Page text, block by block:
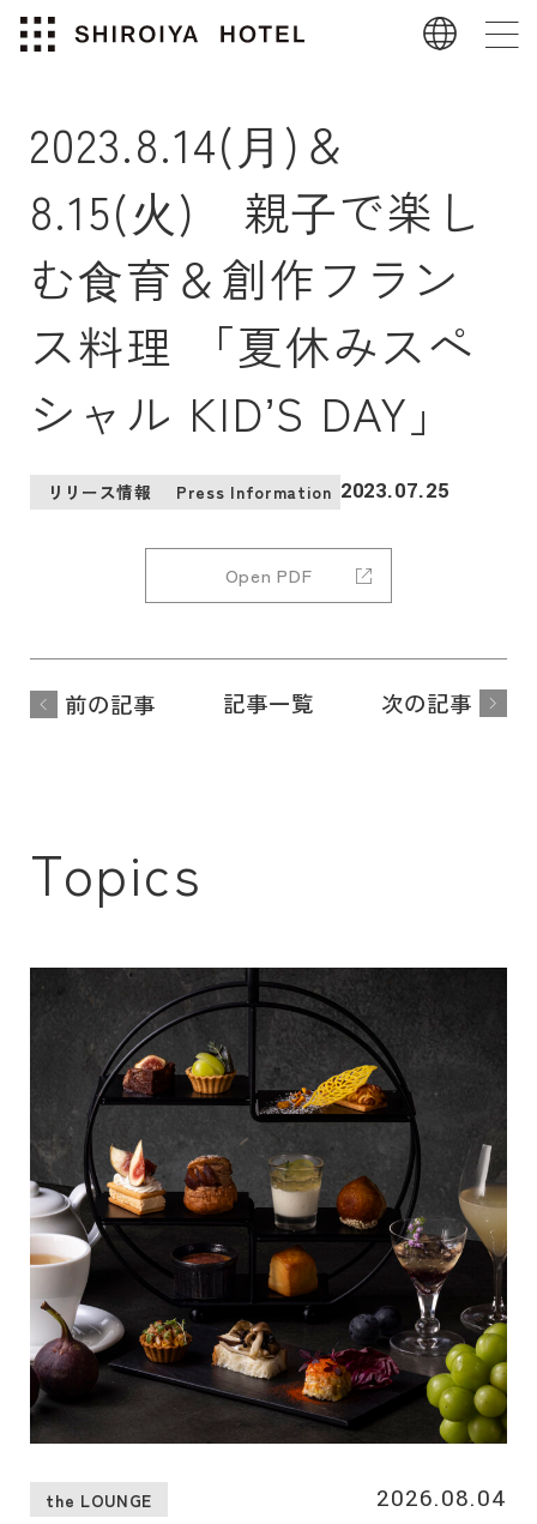
2023.8.14(⽉)＆
8.15(⽕) 親⼦で楽し
む⾷育＆創作フラン
ス料理 「夏休みスペ
シャル KIDʼS DAY」
リリース情報 Press Information 2023.07.25
Open PDF
前の記事 記事一覧 次の記事
Topics
the LOUNGE 2026.08.04